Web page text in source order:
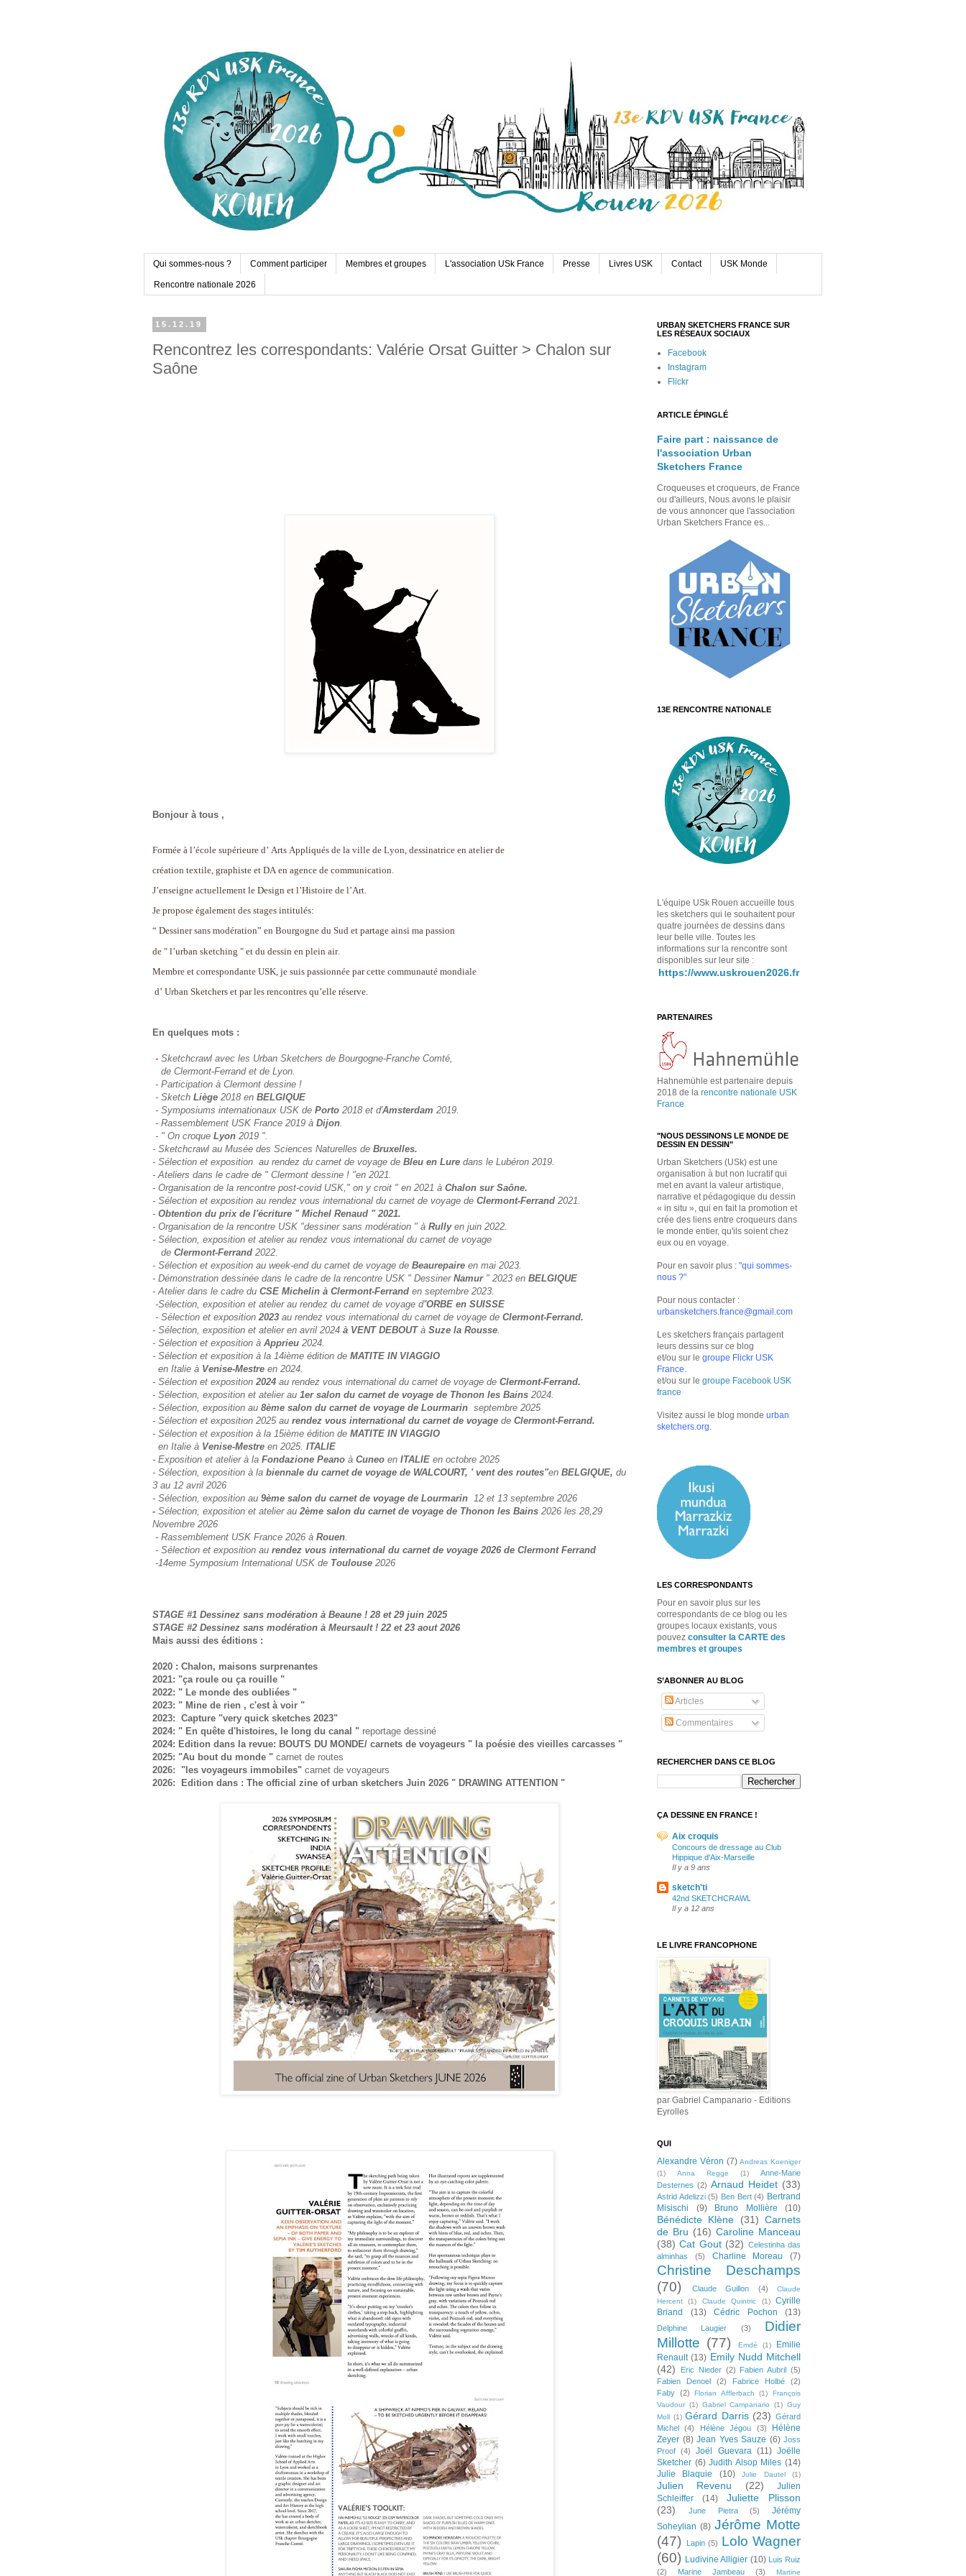
Qui sommes-nous ? Comment participer Membres et groupes L'association USk France Presse Livres USK Contact USK Monde
Rencontre nationale 2026
15.12.19
Rencontrez les correspondants: Valérie Orsat Guitter > Chalon sur
Saône
Bonjour à tous ,
Formée à l’école supérieure d’ Arts Appliqués de la ville de Lyon, dessinatrice en atelier de
création textile, graphiste et DA en agence de communication.
J’enseigne actuellement le Design et l’Histoire de l’Art.
Je propose également des stages intitulés:
“ Dessiner sans modération” en Bourgogne du Sud et partage ainsi ma passion
de " l’urban sketching " et du dessin en plein air.
Membre et correspondante USK, je suis passionnée par cette communauté mondiale
d’ Urban Sketchers et par les rencontres qu’elle réserve.
En quelques mots :
- Sketchcrawl avec les Urban Sketchers de Bourgogne-Franche Comté,
de Clermont-Ferrand et de Lyon.
- Participation à Clermont dessine !
- Sketch Liège 2018 en BELGIQUE
- Symposiums internationaux USK de Porto 2018 et d'Amsterdam 2019.
- Rassemblement USK France 2019 à Dijon.
- " On croque Lyon 2019 ".
- Sketchcrawl au Musée des Sciences Naturelles de Bruxelles.
- Sélection et exposition au rendez du carnet de voyage de Bleu en Lure dans le Lubéron 2019.
- Ateliers dans le cadre de " Clermont dessine ! "en 2021.
- Organisation de la rencontre post-covid USK," on y croit " en 2021 à Chalon sur Saône.
- Sélection et exposition au rendez vous international du carnet de voyage de Clermont-Ferrand 2021.
- Obtention du prix de l'écriture " Michel Renaud " 2021.
- Organisation de la rencontre USK "dessiner sans modération " à Rully en juin 2022.
- Sélection, exposition et atelier au rendez vous international du carnet de voyage
de Clermont-Ferrand 2022.
- Sélection et exposition au week-end du carnet de voyage de Beaurepaire en mai 2023.
- Démonstration dessinée dans le cadre de la rencontre USK " Dessiner Namur " 2023 en BELGIQUE
- Atelier dans le cadre du CSE Michelin à Clermont-Ferrand en septembre 2023.
-Sélection, exposition et atelier au rendez du carnet de voyage d''ORBE en SUISSE
- Sélection et exposition 2023 au rendez vous international du carnet de voyage de Clermont-Ferrand.
- Sélection, exposition et atelier en avril 2024 à VENT DEBOUTà Suze la Rousse.
- Sélection et exposition à Apprieu 2024.
- Sélection et exposition à la 14ième édition de MATITE IN VIAGGIO
en Italie à Venise-Mestre en 2024.
- Sélection et exposition 2024 au rendez vous international du carnet de voyage de Clermont-Ferrand.
- Sélection, exposition et atelier au 1er salon du carnet de voyage de Thonon les Bains 2024.
- Sélection, exposition au 8ème salon du carnet de voyage de Lourmarin septembre 2025
- Sélection et exposition 2025 au rendez vous international du carnet de voyage de Clermont-Ferrand.
- Sélection et exposition à la 15ième édition de MATITE IN VIAGGIO
en Italie à Venise-Mestre en 2025. ITALIE
- Exposition et atelier à la Fondazione Peano à Cuneo en ITALIE en octobre 2025
- Sélection, exposition à la biennale du carnet de voyage de WALCOURT, ' vent des routes"en BELGIQUE, du
3 au 12 avril 2026
- Sélection, exposition au 9ème salon du carnet de voyage de Lourmarin 12 et 13 septembre 2026
- Sélection, exposition et atelier au 2ème salon du carnet de voyage de Thonon les Bains 2026 les 28,29
Novembre 2026
- Rassemblement USK France 2026 à Rouen.
- Sélection et exposition au rendez vous international du carnet de voyage 2026 de Clermont Ferrand
-14eme Symposium International USK de Toulouse 2026
STAGE #1 Dessinez sans modération à Beaune ! 28 et 29 juin 2025
STAGE #2 Dessinez sans modération à Meursault ! 22 et 23 aout 2026
Mais aussi des éditions :
2020 : Chalon, maisons surprenantes
2021: "ça roule ou ça rouille "
2022: " Le monde des oubliées "
2023: " Mine de rien , c'est à voir "
2023: Capture "very quick sketches 2023"
2024: " En quête d'histoires, le long du canal " reportage dessiné
2024: Edition dans la revue: BOUTS DU MONDE/ carnets de voyageurs " la poésie des vieilles carcasses "
2025: "Au bout du monde " carnet de routes
2026: "les voyageurs immobiles" carnet de voyageurs
2026: Edition dans : The official zine of urban sketchers Juin 2026 " DRAWING ATTENTION "
URBAN SKETCHERS FRANCE SUR
LES RÉSEAUX SOCIAUX
Facebook
Instagram
Flickr
ARTICLE ÉPINGLÉ
Faire part : naissance de
l'association Urban
Sketchers France
Croqueuses et croqueurs, de France
ou d'ailleurs, Nous avons le plaisir
de vous annoncer que l'association
Urban Sketchers France es...
13E RENCONTRE NATIONALE
L'équipe USk Rouen accueille tous
les sketchers qui le souhaitent pour
quatre journées de dessins dans
leur belle ville. Toutes les
informations sur la rencontre sont
disponibles sur leur site :
https://www.uskrouen2026.fr
PARTENAIRES
Hahnemühle est partenaire depuis
2018 de la rencontre nationale USK
France
"NOUS DESSINONS LE MONDE DE
DESSIN EN DESSIN"
Urban Sketchers (USk) est une
organisation à but non lucratif qui
met en avant la valeur artistique,
narrative et pédagogique du dessin
« in situ », qui en fait la promotion et
crée des liens entre croqueurs dans
le monde entier, qu'ils soient chez
eux ou en voyage.
Pour en savoir plus : "qui sommes-
nous ?"
Pour nous contacter :
urbansketchers.france@gmail.com
Les sketchers français partagent
leurs dessins sur ce blog
et/ou sur le groupe Flickr USK
France
et/ou sur le groupe Facebook USK
france
Visitez aussi le blog monde urban
sketchers.org
LES CORRESPONDANTS
Pour en savoir plus sur les
correspondants de ce blog ou les
groupes locaux existants, vous
pouvez consulter la CARTE des
membres et groupes
S’ABONNER AU BLOG
Articles
Commentaires
RECHERCHER DANS CE BLOG
ÇA DESSINE EN FRANCE !
Aix croquis
Concours de dressage au Club
Hippique d'Aix-Marseille
Il y a 9 ans
sketch'ti
42nd SKETCHCRAWL
Il y a 12 ans
LE LIVRE FRANCOPHONE
par Gabriel Campanario - Editions
Eyrolles
QUI
Alexandre Véron (7) Andreas Koeniger
(1)
Anna Regge (1)
Anne-Marie
Desternes (2) Arnaud Heidet (33)
Astrid Adelizzi (5) Ben Bert (4) Bertrand
Misischi
(9) Bruno Mollière (10)
Bénédicte Klène (31) Carnets
de Bru (16) Caroline Manceau
(38) Cat Gout (32) Celestinha das
alminhas
(5) Charline Moreau (7)
Christine Deschamps
(70)
Claude Guillon (4)
Claude
Hercent
(1) Claude Quintric (1)
Cyrille
Briand
(13) Cédric Pochon (13)
Delphine Laugier (3)
Didier
Millotte (77) Emdé (1)
Emilie
Renault (13) Emily Nudd Mitchell
(42)
Eric Nieder (2) Fabien Aubril (5)
Fabien Denoel
(2) Fabrice Holbé
(2)
Faby (2) Florian Afflerbach (1)
François
Vaudour (1) Gabriel Campanario (1) Guy
Moll (1) Gérard Darris (23) Gérard
Michel
(4) Hélène Jégou (3)
Hélène
Zeyer (8) Jean Yves Sauze (6) Joss
Proof
(4) Joël Guevara (11) Joëlle
Sketcher (6) Judith Alsop Miles (14)
Julie Blaquie
(10) Julie Dautel (1)
Julien Revenu (22)
Julien
Schleiffer
(14)
Juliette Plisson
(23)
June Pietra (5)
Jérémy
Soheylian (8) Jérôme Motte
(47)
Lapin (5) Lolo Wagner
(60) Ludivine Alligier (10) Luis Ruiz
(2)
Marine Jambeau (3) Martine